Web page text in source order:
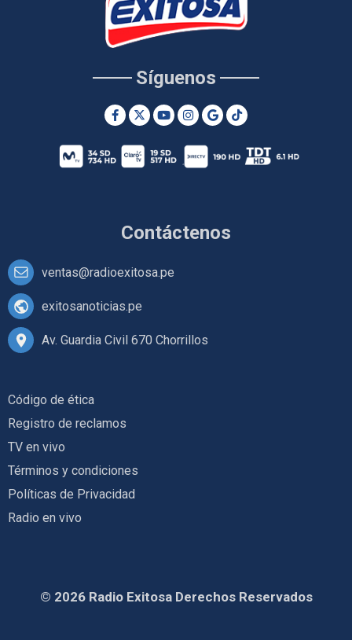
Contáctenos
ventas@radioexitosa.pe
exitosanoticias.pe
Av. Guardia Civil 670 Chorrillos
Síguenos
Código de ética
Registro de reclamos
TV en vivo
Términos y condiciones
Políticas de Privacidad
Radio en vivo
© 2026 Radio Exitosa Derechos Reservados